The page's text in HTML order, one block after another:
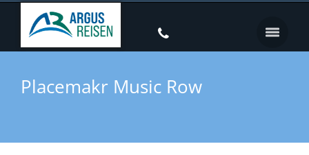
Placemakr Music Row